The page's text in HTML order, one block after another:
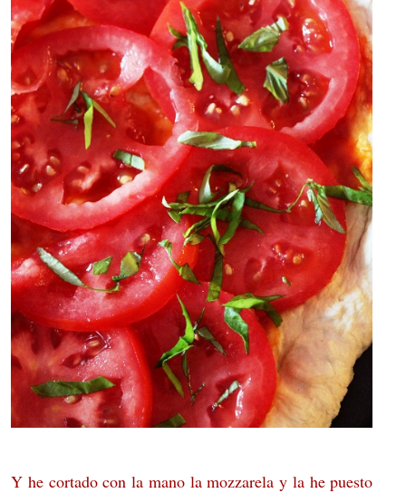
Y he cortado con la mano la mozzarela y la he puesto